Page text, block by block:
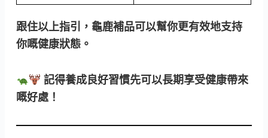
跟住以上指引，龜鹿補品可以幫你更有效地支持
你嘅健康狀態。
記得養成良好習慣先可以長期享受健康帶來
嘅好處！